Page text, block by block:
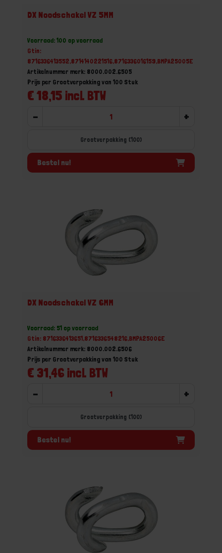
DX Noodschakel VZ 5MM
Voorraad: 100 op voorraad
Gtin:
8716336413552,8714140221516,8716336016159,BMPA25005E
Artikelnummer merk: 8000.002.6505
€ 18,15 incl. BTW
Prijs per Grootverpakking van 100 Stuk
- +
Grootverpakking (100)
Bestel nu!
DX Noodschakel VZ 6MM
Voorraad: 51 op voorraad
Gtin: 8716336413651,8716336548216,BMPA25006E
Artikelnummer merk: 8000.002.6506
€ 31,46 incl. BTW
Prijs per Grootverpakking van 100 Stuk
- +
Grootverpakking (100)
Bestel nu!